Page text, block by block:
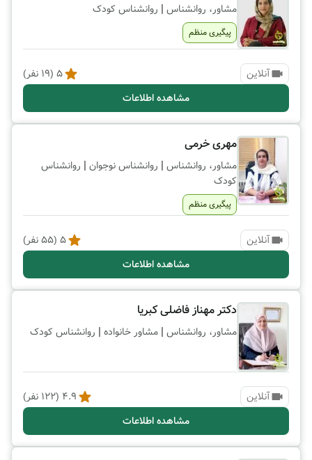
مشاور، روانشناس | روانشناس کودک
پیگیری منظم
آنلاین 5
(
19 نفر)
مشاهده اطلاعات
مهری خرمی
مشاور، روانشناس | روانشناس نوجوان | روانشناس
کودک
پیگیری منظم
آنلاین 5
(
55نفر)
مشاهده اطلاعات
دکتر مهناز فاضلی کبریا
مشاور، روانشناس | مشاور خانواده | روانشناس کودک
آنلاین 4.9
(
122 نفر)
مشاهده اطلاعات